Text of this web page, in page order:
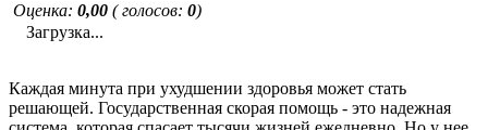
Оценка: 0,00 ( голосов: 0)
Загрузка...
Каждая минута при ухудшении здоровья может стать
решающей. Государственная скорая помощь - это надежная